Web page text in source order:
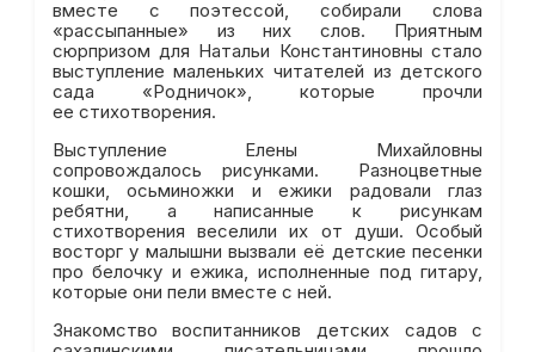
вместе с поэтессой, собирали слова
«рассыпанные» из них слов. Приятным
сюрпризом для Натальи Константиновны стало
выступление маленьких читателей из детского
сада «Родничок», которые прочли
ее стихотворения.
Выступление Елены Михайловны
сопровождалось рисунками. Разноцветные
кошки, осьминожки и ежики радовали глаз
ребятни, а написанные к рисункам
стихотворения веселили их от души. Особый
восторг у малышни вызвали её детские песенки
про белочку и ежика, исполненные под гитару,
которые они пели вместе с ней.
Знакомство воспитанников детских садов с